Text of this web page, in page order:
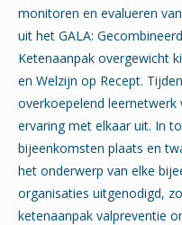
monitoren en evalueren
uit het GALA:
Ketenaanpak overgewicht
en Welzijn op Recept.
overkoepelend leernetwerk
ervaring met elkaar uit. In
bijeenkomsten plaats en
het onderwerp van elke
organisaties uitgenodigd,
ketenaanpak valpreventie